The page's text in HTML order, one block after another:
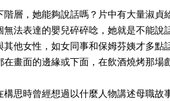
層，她能夠說話嗎？片中有大量淑貞
法表達的嬰兒碎碎唸，她就是不能說
他女性，如女同事和保姆芬姨才多點
畫面的邊緣或下面，在飲酒燒烤那場
思時曾經想過以什麼人物講述母職故